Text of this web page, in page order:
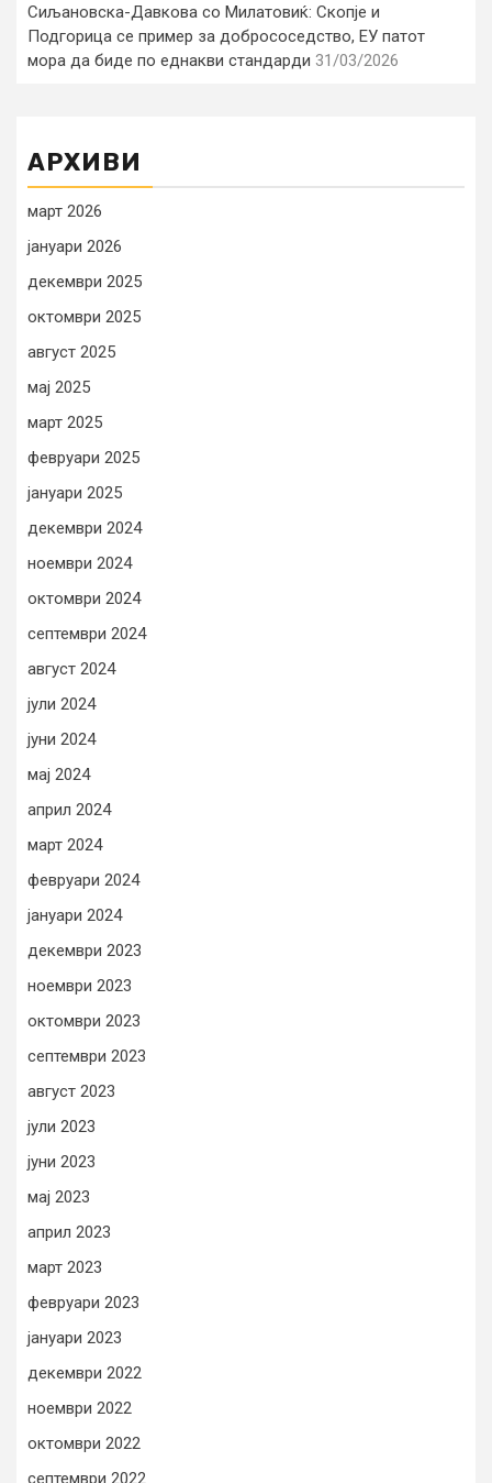
Сиљановска-Давкова со Милатовиќ: Скопје и
Подгорица се пример за добрососедство, ЕУ патот
мора да биде по еднакви стандарди 31/03/2026
АРХИВИ
март 2026
јануари 2026
декември 2025
октомври 2025
август 2025
мај 2025
март 2025
февруари 2025
јануари 2025
декември 2024
ноември 2024
октомври 2024
септември 2024
август 2024
јули 2024
јуни 2024
мај 2024
април 2024
март 2024
февруари 2024
јануари 2024
декември 2023
ноември 2023
октомври 2023
септември 2023
август 2023
јули 2023
јуни 2023
мај 2023
април 2023
март 2023
февруари 2023
јануари 2023
декември 2022
ноември 2022
октомври 2022
септември 2022